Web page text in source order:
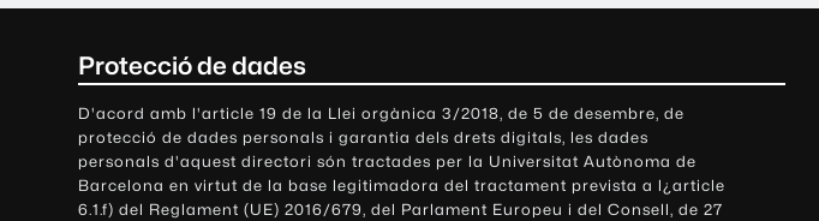
Protecció de dades
D'acord amb l'article 19 de la Llei orgànica 3/2018, de 5 de desembre, de
protecció de dades personals i garantia dels drets digitals, les dades
personals d'aquest directori són tractades per la Universitat Autònoma de
Barcelona en virtut de la base legitimadora del tractament prevista a l¿article
6.1.f) del Reglament (UE) 2016/679, del Parlament Europeu i del Consell, de 27